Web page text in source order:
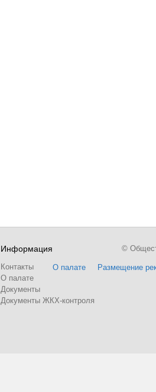
Информация
Контакты
О палате
Документы
Документы ЖКХ-контроля
О палате Размещение
©